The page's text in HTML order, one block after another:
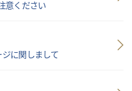
意ください
ジに関しまして